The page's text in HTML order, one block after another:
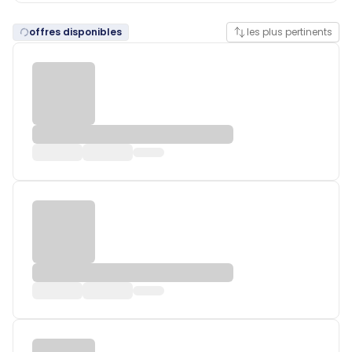
offres disponibles les plus pertinents